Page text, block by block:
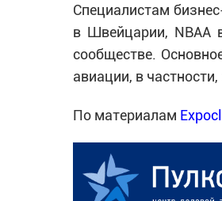
Специалистам
в Швейцарии, NBAA
сообществе.
авиации, в
По материалам